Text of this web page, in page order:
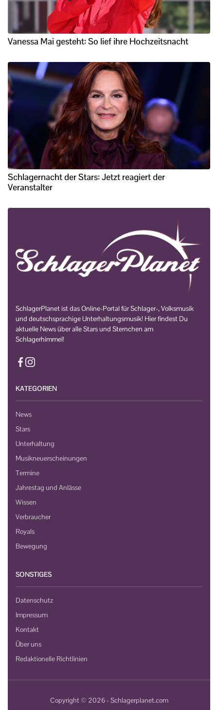
Vanessa Mai gesteht: So lief ihre Hochzeitsnacht
Schlagernacht der Stars: Jetzt reagiert der
Veranstalter
SchlagerPlanet ist das Online-Portal für Schlager-, Volksmusik
und deutschsprachige Unterhaltungsmusik! Hier findest Du
aktuelle News über alle Stars und Sternchen am
Schlagerhimmel!
KATEGORIEN
News
Stars
Unterhaltung
Musikneuerscheinungen
Termine
Jahrestag und Anlässe
Wissen
Verbraucher
Royals
Bewegung
SONSTIGES
Datenschutz
Impressum
Kontakt
Über uns
Redaktionelle Richtlinien
Copyright © 2026 - Schlagerplanet.com